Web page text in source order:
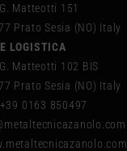
Matteotti 151
Prato Sesia (NO) Italy
LOGISTICA
Matteotti 102 BIS
Prato Sesia (NO) Italy
0163 850497